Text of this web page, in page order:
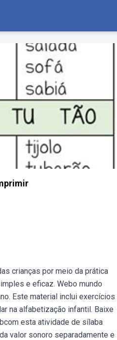
crianças por meio da prática
e eficaz. Webo mundo
Este material inclui exercícios
na alfabetização infantil. Baixe
esta atividade de sílaba
valor sonoro separadamente e